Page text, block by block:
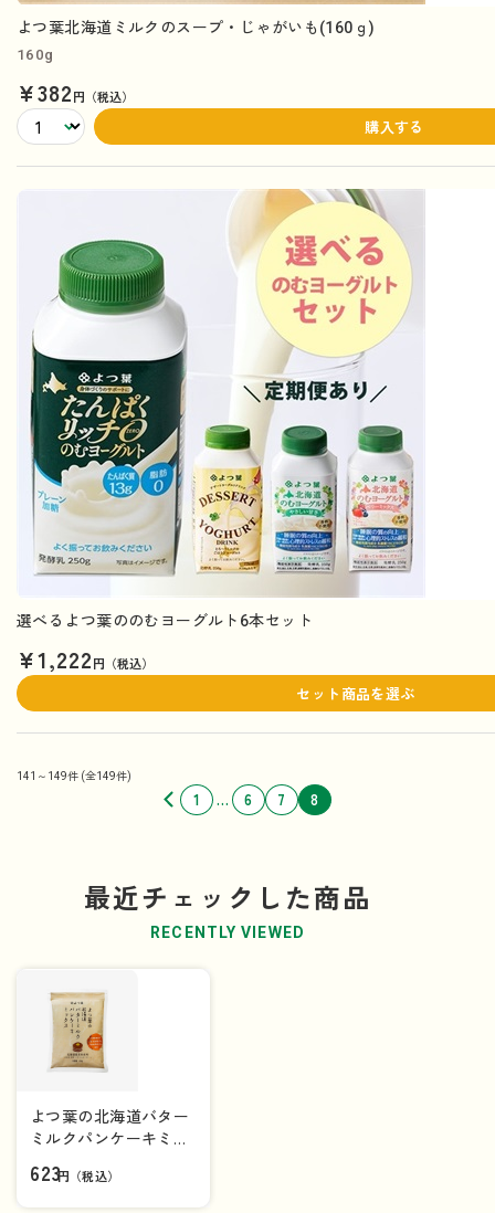
よつ葉北海道ミルクのスープ・じゃがいも(160ｇ)
160g
¥382円（税込）
購入する
選べるよつ葉ののむヨーグルト6本セット
¥1,222円（税込）
セット商品を選ぶ
141～149件 (全149件)
1 … 6 7 8
最近チェックした商品
RECENTLY VIEWED
よつ葉の北海道バター
ミルクパンケーキミッ
623円（税込）